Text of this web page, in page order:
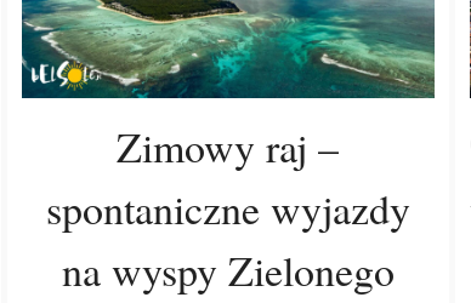
Zimowy raj –
spontaniczne wyjazdy
na wyspy Zielonego